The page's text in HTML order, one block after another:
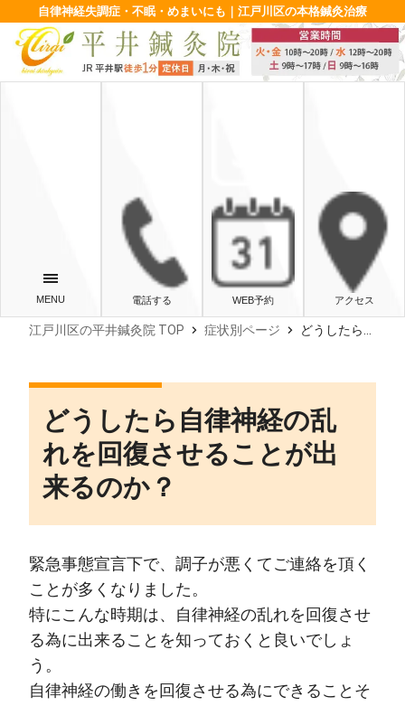
自律神経失調症・不眠・めまいにも｜江戸川区の本格鍼灸治療
電話する WEB予約 アクセス
江戸川区の平井鍼灸院 TOP chevron_right 症状別ページ chevron_right どうしたら自律神経の乱れを回復させることが出来るのか？
どうしたら自律神経の乱
れを回復させることが出
来るのか？
緊急事態宣言下で、調子が悪くてご連絡を頂く
ことが多くなりました。
特にこんな時期は、自律神経の乱れを回復させ
る為に出来ることを知っておくと良いでしょ
う。
自律神経の働きを回復させる為にできることそ